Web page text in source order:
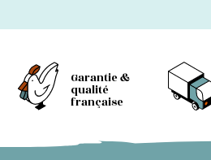
Garantie &
qualité
française